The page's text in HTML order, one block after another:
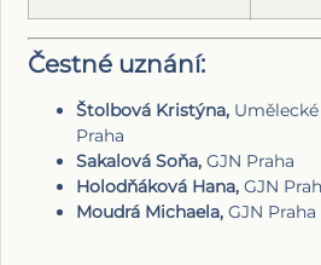
Čestné uznání:
Štolbová Kristýna,
Praha
Sakalová Soňa, GJN Praha
Holodňáková Hana, GJN
Moudrá Michaela, GJN Praha